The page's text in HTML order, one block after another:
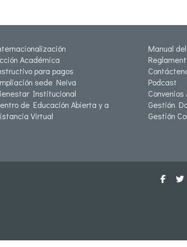
Académica
para pagos
sede Neiva
Institucional
de Educación Abierta y a
Virtual
Manual
Podcast
Gestión
Gestión